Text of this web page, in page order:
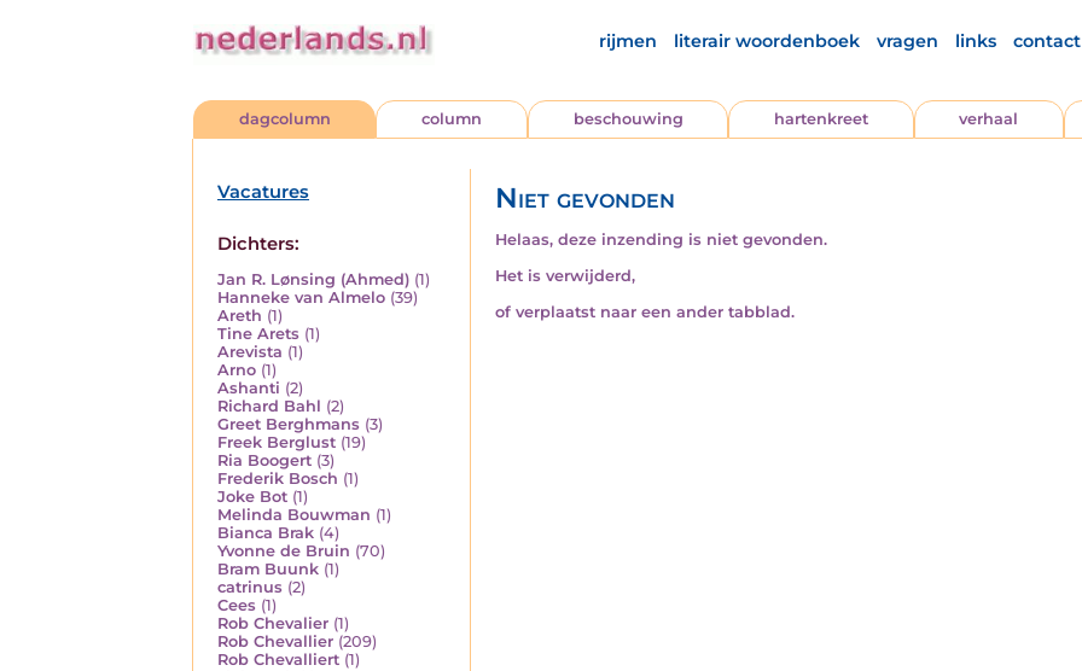
rijmen literair woordenboek vragen links contact
dagcolumn column beschouwing hartenkreet verhaal
Vacatures
Dichters:
Jan R. Lønsing (Ahmed) (1)
Hanneke van Almelo (39)
Areth (1)
Tine Arets (1)
Arevista (1)
Arno (1)
Ashanti (2)
Richard Bahl (2)
Greet Berghmans (3)
Freek Berglust (19)
Ria Boogert (3)
Frederik Bosch (1)
Joke Bot (1)
Melinda Bouwman (1)
Bianca Brak (4)
Yvonne de Bruin (70)
Bram Buunk (1)
catrinus (2)
Cees (1)
Rob Chevalier (1)
Rob Chevallier (209)
Rob Chevalliert (1)
Niet gevonden
Helaas, deze inzending is niet gevonden.
Het is verwijderd,
of verplaatst naar een ander tabblad.